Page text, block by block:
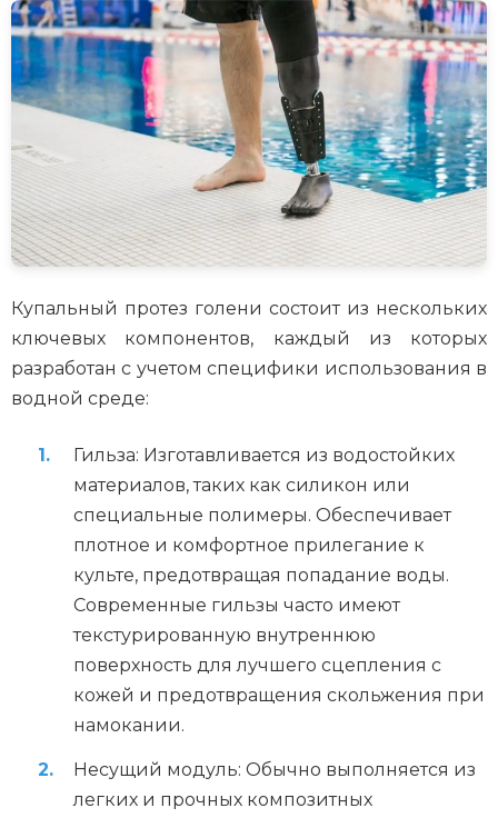
Купальный протез голени состоит из нескольких
ключевых компонентов, каждый из которых
разработан с учетом специфики использования в
водной среде:
Гильза: Изготавливается из водостойких
материалов, таких как силикон или
специальные полимеры. Обеспечивает
плотное и комфортное прилегание к
культе, предотвращая попадание воды.
Современные гильзы часто имеют
текстурированную внутреннюю
поверхность для лучшего сцепления с
кожей и предотвращения скольжения при
намокании.
Несущий модуль: Обычно выполняется из
легких и прочных композитных